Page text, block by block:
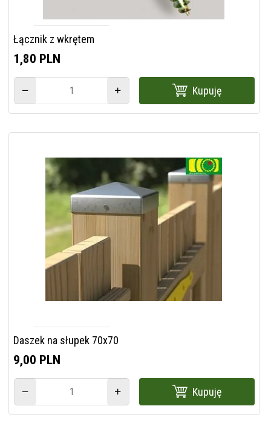
Łącznik z wkrętem
1,80 PLN
Kupuję
Daszek na słupek 70x70
9,00 PLN
Kupuję